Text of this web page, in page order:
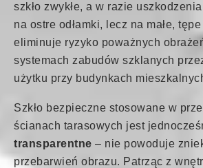
szkło zwykłe, a w razie
na ostre odłamki, lecz na małe,
eliminuje ryzyko poważnych
systemach zabudów szklanych
użytku przy budynkach
Szkło bezpieczne stosowane w
ścianach tarasowych jest
transparentne – nie powoduje
przebarwień obrazu. Patrząc z